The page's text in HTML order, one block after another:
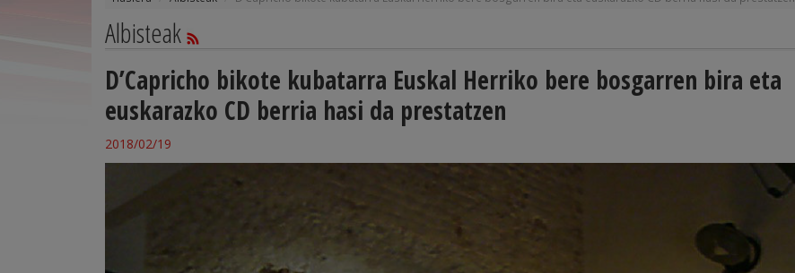
Albisteak
D’Capricho bikote kubatarra Euskal Herriko bere bosgarren bira eta
euskarazko CD berria hasi da prestatzen
2018/02/19